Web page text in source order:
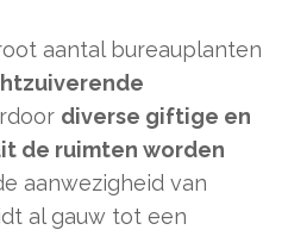
aantal bureauplanten
diverse giftige en
de ruimten worden
aanwezigheid van
al gauw tot een